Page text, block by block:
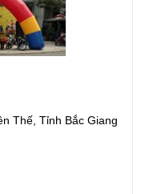
Thế, Tỉnh Bắc Giang